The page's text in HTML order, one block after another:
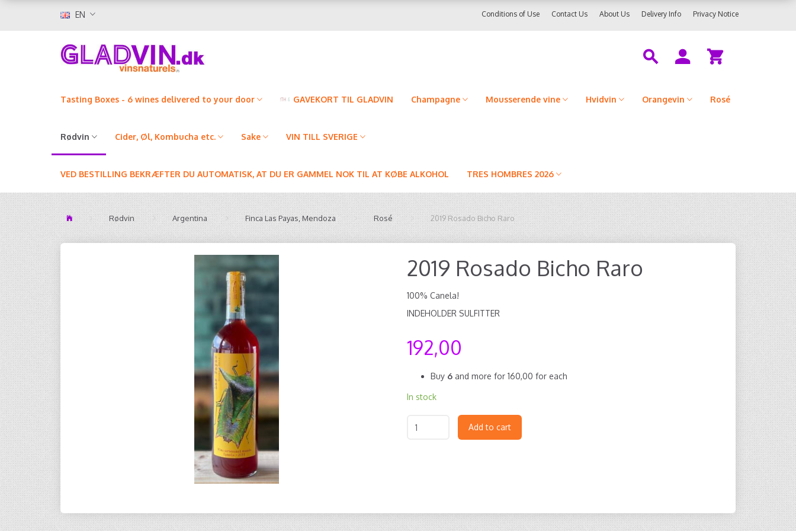
EN Privacy Notice
Delivery Info
About Us
Contact Us
Conditions of Use
Tasting Boxes - 6 wines delivered to your door GAVEKORT TIL GLADVIN Champagne Mousserende vine Hvidvin Orangevin Rosé
Rødvin Cider, Øl, Kombucha etc. Sake VIN TILL SVERIGE
VED BESTILLING BEKRÆFTER DU AUTOMATISK, AT DU ER GAMMEL NOK TIL AT KØBE ALKOHOL TRES HOMBRES 2026
Rødvin Argentina Finca Las Payas, Mendoza Rosé 2019 Rosado Bicho Raro
2019 Rosado Bicho Raro
100% Canela!
INDEHOLDER SULFITTER
192,00
Buy 6 and more for 160,00 for each
In stock
Add to cart